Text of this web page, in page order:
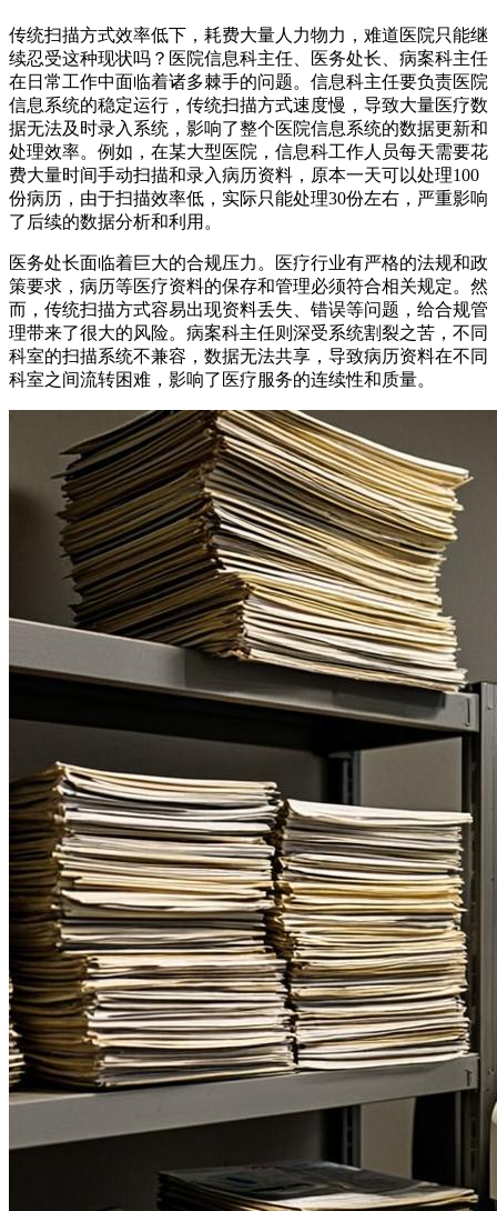
传统扫描方式效率低下，耗费大量人力物力，难道医院只能继
续忍受这种现状吗？医院信息科主任、医务处长、病案科主任
在日常工作中面临着诸多棘手的问题。信息科主任要负责医院
信息系统的稳定运行，传统扫描方式速度慢，导致大量医疗数
据无法及时录入系统，影响了整个医院信息系统的数据更新和
处理效率。例如，在某大型医院，信息科工作人员每天需要花
费大量时间手动扫描和录入病历资料，原本一天可以处理100
份病历，由于扫描效率低，实际只能处理30份左右，严重影响
了后续的数据分析和利用。
医务处长面临着巨大的合规压力。医疗行业有严格的法规和政
策要求，病历等医疗资料的保存和管理必须符合相关规定。然
而，传统扫描方式容易出现资料丢失、错误等问题，给合规管
理带来了很大的风险。病案科主任则深受系统割裂之苦，不同
科室的扫描系统不兼容，数据无法共享，导致病历资料在不同
科室之间流转困难，影响了医疗服务的连续性和质量。